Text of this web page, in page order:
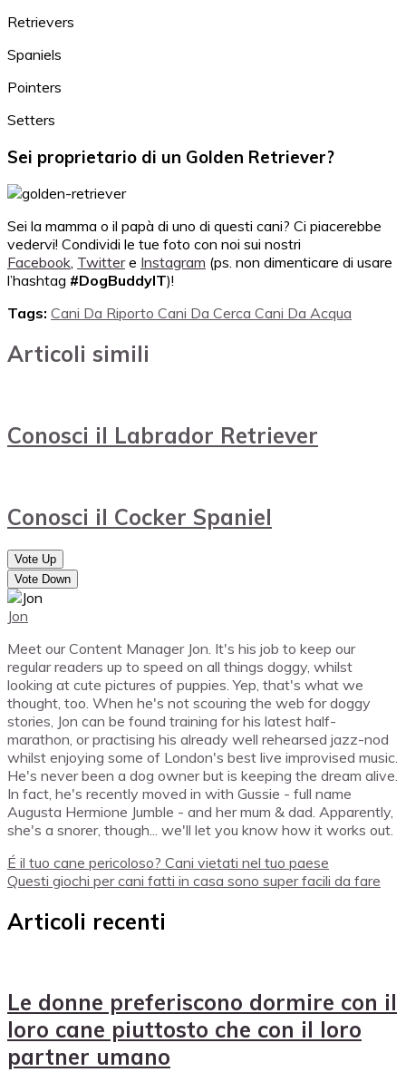
Retrievers
Spaniels
Pointers
Setters
Sei proprietario di un Golden Retriever?
Sei la mamma o il papà di uno di questi cani? Ci piacerebbe
vedervi! Condividi le tue foto con noi sui nostri
Facebook, Twittere Instagram (ps. non dimenticare di usare
l’hashtag #DogBuddyIT)!
Tags: Cani Da Riporto Cani Da Cerca Cani Da Acqua
Articoli simili
Conosci il Labrador Retriever
Conosci il Cocker Spaniel
Vote Up
Vote Down
Jon
Meet our Content Manager Jon. It's his job to keep our
regular readers up to speed on all things doggy, whilst
looking at cute pictures of puppies. Yep, that's what we
thought, too. When he's not scouring the web for doggy
stories, Jon can be found training for his latest half-
marathon, or practising his already well rehearsed jazz-nod
whilst enjoying some of London's best live improvised music.
He's never been a dog owner but is keeping the dream alive.
In fact, he's recently moved in with Gussie - full name
Augusta Hermione Jumble - and her mum & dad. Apparently,
she's a snorer, though... we'll let you know how it works out.
É il tuo cane pericoloso? Cani vietati nel tuo paese
Questi giochi per cani fatti in casa sono super facili da fare
Articoli recenti
Le donne preferiscono dormire con il
loro cane piuttosto che con il loro
partner umano